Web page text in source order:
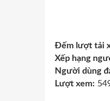
Đếm lượt tải
Xếp hạng
Người dùng
Lượt xem: